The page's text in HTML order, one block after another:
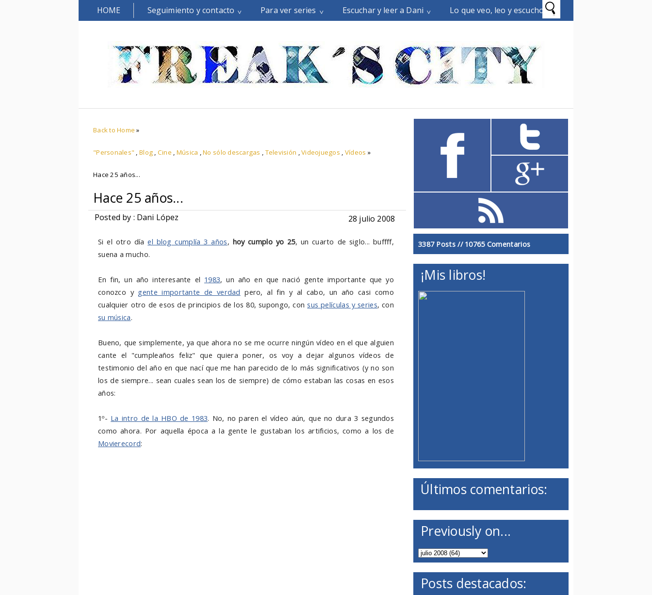
HOME Seguimiento y contacto Para ver series Escuchar y leer a Dani Lo que veo, leo y escucho
Back to Home »
"Personales" ,Blog , Cine , Música ,No sólo descargas ,Televisión ,Videojuegos , Vídeos »
Hace 25 años...
Hace 25 años...
Posted by : Dani López 28 julio 2008
Si el otro díael blog cumplía 3 años, hoy cumplo yo 25, un cuarto de siglo... buffff,
suena a mucho.
En fin, un año interesante el 1983, un año en que nació gente importante que yo
conozco y gente importante de verdad pero, al fin y al cabo, un año casi como
cualquier otro de esos de principios de los 80, supongo, consus películas y series, con
su música.
Bueno, que simplemente, ya que ahora no se me ocurre ningún vídeo en el que alguien
cante el "cumpleaños feliz" que quiera poner, os voy a dejar algunos vídeos de
testimonio del año en que nací que me han parecido de lo más significativos (y no son
los de siempre... sean cuales sean los de siempre) de cómo estaban las cosas en esos
años:
1º- La intro de la HBO de 1983. No, no paren el vídeo aún, que no dura 3 segundos
como ahora. Por aquella época a la gente le gustaban los artificios, como a los de
Movierecord:
3387 Posts // 10765 Comentarios
¡Mis libros!
Últimos comentarios:
Previously on...
Posts destacados: